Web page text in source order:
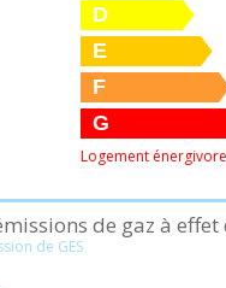
D
E
F
G
Logement énergivore
de gaz à effet
de GES